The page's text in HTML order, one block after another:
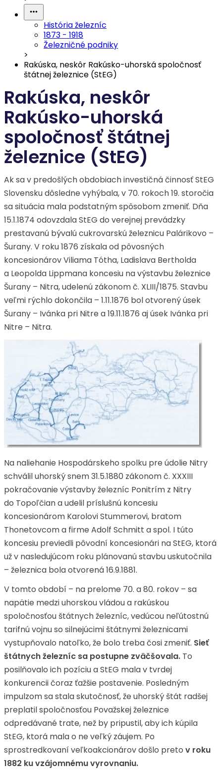
História železníc
1873 - 1918
Železničné podniky
>
Rakúska, neskôr Rakúsko-uhorská spoločnosť
štátnej železnice (StEG)
Rakúska, neskôr
Rakúsko-uhorská
spoločnosť štátnej
železnice (StEG)
Ak sa v predošlých obdobiach investičná činnosť StEG
Slovensku dôsledne vyhýbala, v 70. rokoch 19. storočia
sa situácia mala podstatným spôsobom zmeniť. Dňa
15.1.1874 odovzdala StEG do verejnej prevádzky
prestavanú bývalú cukrovarskú železnicu Palárikovo –
Šurany. V roku 1876 získala od pôvosných
koncesionárov Viliama Tótha, Ladislava Bertholda
a Leopolda Lippmana koncesiu na výstavbu železnice
Šurany – Nitra, udelenú zákonom č. XLIII/1875. Stavbu
veľmi rýchlo dokončila – 1.11.1876 bol otvorený úsek
Šurany – Ivánka pri Nitre a 19.11.1876 aj úsek Ivánka pri
Nitre – Nitra.
Na naliehanie Hospodárskeho spolku pre údolie Nitry
schválil uhorský snem 31.5.1880 zákonom č. XXXIII
pokračovanie výstavby železníc Ponitrím z Nitry
do Topoľčian a udelil príslušnú koncesiu
koncesionárom Karolovi Stummerovi, bratom
Thonetovcom a firme Adolf Schmitt a spol. I túto
koncesiu previedli pôvodní koncesionári na StEG, ktorá
už v nasledujúcom roku plánovanú stavbu uskutočnila
– železnica bola otvorená 16.9.1881.
V tomto období – na prelome 70. a 80. rokov – sa
napätie medzi uhorskou vládou a rakúskou
spoločnosťou štátnych železníc, vedúcou neľútostnú
tarifnú vojnu so silnejúcimi štátnymi železnicami
vystupňovalo natoľko, že bolo treba čosi zmeniť. Sieť
štátnych železníc sa postupne zväčšovala. To
posilňovalo ich pozíciu a StEG mala v tvrdej
konkurencii čoraz ťažšie postavenie. Posledným
impulzom sa stala skutočnosť, že uhorský štát radšej
preplatil spoločnosťou Považskej železnice
odpredávané trate, než by pripustil, aby ich kúpila
StEG, ktorá mala o ne veľký záujem. Po
sprostredkovaní veľkoakcionárov došlo preto v roku
1882 ku vzájomnému vyrovnaniu.